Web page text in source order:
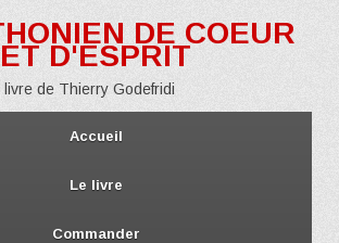
DE COEUR
ET D'ESPRIT
livre de Thierry Godefridi
Accueil
Le livre
Commander